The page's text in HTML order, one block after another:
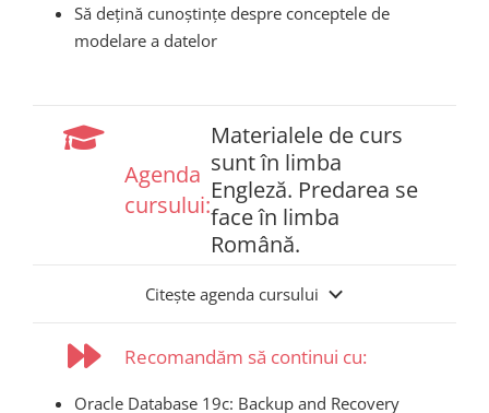
Să dețină cunoștințe despre conceptele de
modelare a datelor
Agenda
cursului:
Materialele de curs
sunt în limba
Engleză. Predarea se
face în limba
Română.
Citește agenda cursului
Recomandăm să continui cu:
Oracle Database 19c: Backup and Recovery